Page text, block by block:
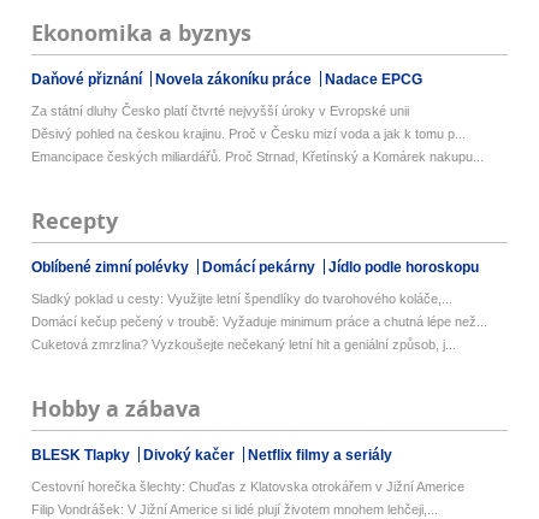
Ekonomika a byznys
Daňové přiznání Novela zákoníku práce Nadace EPCG
Za státní dluhy Česko platí čtvrté nejvyšší úroky v Evropské unii
Děsivý pohled na českou krajinu. Proč v Česku mizí voda a jak k tomu p...
Emancipace českých miliardářů. Proč Strnad, Křetínský a Komárek nakupu...
Recepty
Oblíbené zimní polévky Domácí pekárny Jídlo podle horoskopu
Sladký poklad u cesty: Využijte letní špendlíky do tvarohového koláče,...
Domácí kečup pečený v troubě: Vyžaduje minimum práce a chutná lépe než...
Cuketová zmrzlina? Vyzkoušejte nečekaný letní hit a geniální způsob, j...
Hobby a zábava
BLESK Tlapky Divoký kačer Netflix filmy a seriály
Cestovní horečka šlechty: Chuďas z Klatovska otrokářem v Jižní Americe
Filip Vondrášek: V Jižní Americe si lidé plují životem mnohem lehčeji,...